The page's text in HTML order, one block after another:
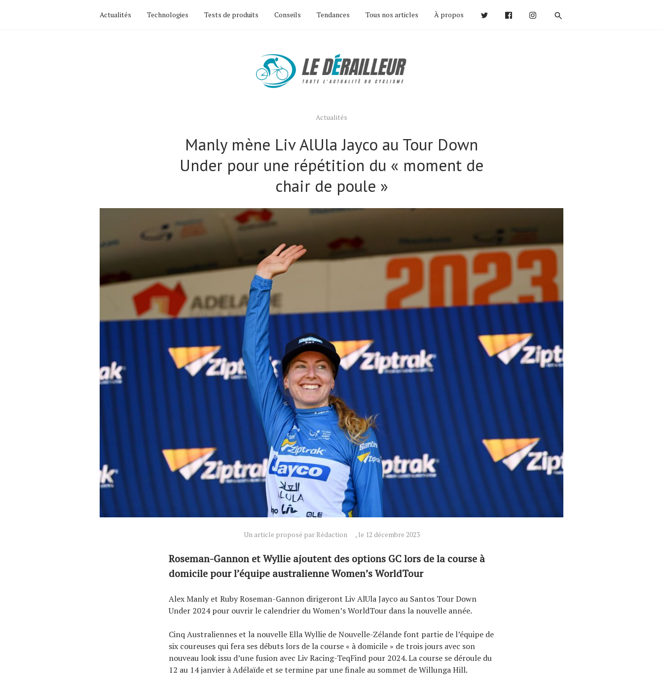
Actualités Technologies Tests de produits Conseils Tendances Tous nos articles À propos
Actualités
Manly mène Liv AlUla Jayco au Tour Down
Under pour une répétition du « moment de
chair de poule »
Un article proposé par Rédaction , le 12 décembre 2023
Roseman-Gannon et Wyllie ajoutent des options GC lors de la course à
domicile pour l’équipe australienne Women’s WorldTour
Alex Manly et Ruby Roseman-Gannon dirigeront Liv AlUla Jayco au Santos Tour Down
Under 2024 pour ouvrir le calendrier du Women’s WorldTour dans la nouvelle année.
Cinq Australiennes et la nouvelle Ella Wyllie de Nouvelle-Zélande font partie de l’équipe de
six coureuses qui fera ses débuts lors de la course « à domicile » de trois jours avec son
nouveau look issu d’une fusion avec Liv Racing-TeqFind pour 2024. La course se déroule du
12 au 14 janvier à Adélaïde et se termine par une finale au sommet de Willunga Hill.